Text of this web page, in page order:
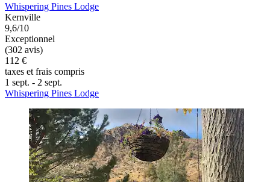
Whispering Pines Lodge
Kernville
9,6/10
Exceptionnel
(302 avis)
112 €
taxes et frais compris
1 sept. - 2 sept.
Whispering Pines Lodge